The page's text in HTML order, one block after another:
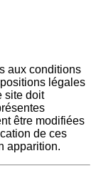
aux conditions
légales
site doit
être modifiées
de ces
apparition.